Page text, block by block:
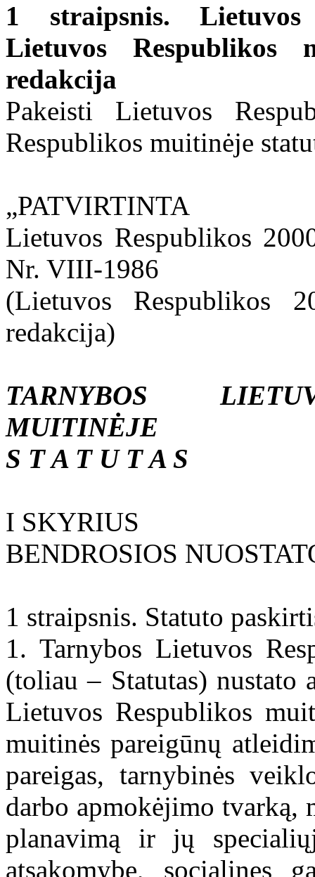
1 straipsnis. Lietuvos
Lietuvos Respublikos
redakcija
Pakeisti Lietuvos
Respublikos muitinėje
„PATVIRTINTA
Lietuvos Respublikos
Nr. VIII-1986
(Lietuvos Respublikos
redakcija)
TARNYBOS
MUITINĖJE
S T A T U T A S
I SKYRIUS
BENDROSIOS
1 straipsnis. Statuto
1. Tarnybos Lietuvos
(toliau – Statutas) nustato
Lietuvos Respublikos
muitinės pareigūnų
pareigas, tarnybinės
darbo apmokėjimo tvarką,
planavimą ir jų
atsakomybę, socialines